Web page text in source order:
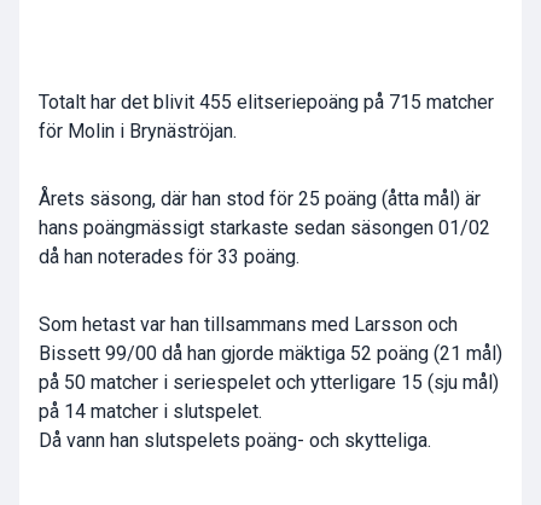
Totalt har det blivit 455 elitseriepoäng på 715 matcher
för Molin i Brynäströjan.
Årets säsong, där han stod för 25 poäng (åtta mål) är
hans poängmässigt starkaste sedan säsongen 01/02
då han noterades för 33 poäng.
Som hetast var han tillsammans med Larsson och
Bissett 99/00 då han gjorde mäktiga 52 poäng (21 mål)
på 50 matcher i seriespelet och ytterligare 15 (sju mål)
på 14 matcher i slutspelet.
Då vann han slutspelets poäng- och skytteliga.